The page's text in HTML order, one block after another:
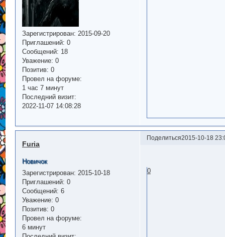
Зарегистрирован: 2015-09-20
Приглашений: 0
Сообщений: 18
Уважение: 0
Позитив: 0
Провел на форуме:
1 час 7 минут
Последний визит:
2022-11-07 14:08:28
Поделиться2015-10-18
Furia
Новичок
Зарегистрирован: 2015-10-18
Приглашений: 0
Сообщений: 6
Уважение: 0
Позитив: 0
Провел на форуме:
6 минут
0